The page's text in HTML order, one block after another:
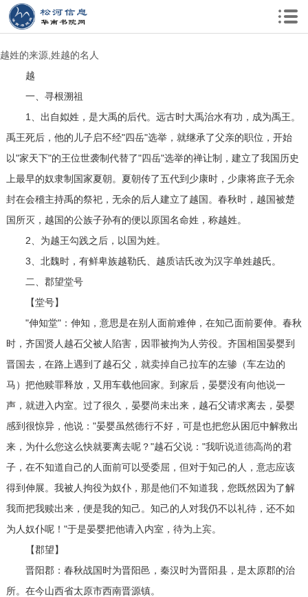
越姓的来源,姓越的名人
越
一、寻根溯祖
1、出自姒姓，是大禹的后代。远古时大禹治水有功，成为禹王。
禹王死后，他的儿子启不经"四岳"选举，就继承了父亲的职位，开始
以"家天下"的王位世袭制代替了"四岳"选举的禅让制，建立了我国历史
上最早的奴隶制国家夏朝。夏朝传了五代到少康时，少康将庶子无余
封在会稽主持禹的祭祀，无余的后人建立了越国。春秋时，越国被楚
国所灭，越国的公族子孙有的便以原国名命姓，称越姓。
2、为越王勾践之后，以国为姓。
3、北魏时，有鲜卑族越勒氏、越质诘氏改为汉字单姓越氏。
二、郡望堂号
【堂号】
"伸知堂"：伸知，意思是在别人面前难伸，在知己面前要伸。春秋
时，齐国贤人越石父被人陷害，因罪被拘为人劳役。齐国相国晏婴到
晋国去，在路上遇到了越石父，就卖掉自己拉车的左骖（车左边的
马）把他赎罪释放，又用车载他回家。到家后，晏婴没有向他说一
声，就进入内室。过了很久，晏婴尚未出来，越石父请求离去，晏婴
感到很惊异，他说："晏婴虽然德行不好，可是也把您从困厄中解救出
来，为什么您这么快就要离去呢？"越石父说："我听说道德高尚的君
子，在不知道自己的人面前可以受委屈，但对于知己的人，意志应该
得到伸展。我被人拘役为奴仆，那是他们不知道我，您既然因为了解
我而把我赎出来，便是我的知己。知己的人对我仍不以礼待，还不如
为人奴仆呢！"于是晏婴把他请入内室，待为上宾。
【郡望】
晋阳郡：春秋战国时为晋阳邑，秦汉时为晋阳县，是太原郡的治
所。在今山西省太原市西南晋源镇。